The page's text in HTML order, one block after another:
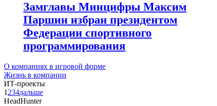
Замглавы Минцифры Максим
Паршин избран президентом
Федерации спортивного
программирования
О компаниях в игровой форме
Жизнь в компании
ИТ-проекты
1 234дальше
HeadHunter